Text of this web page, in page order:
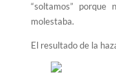
“soltamos”
molestaba.
El resultado de la